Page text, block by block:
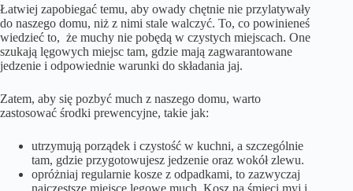
Łatwiej zapobiegać temu, aby owady chętnie nie przylatywały
do naszego domu, niż z nimi stale walczyć. To, co powinieneś
wiedzieć to, że muchy nie pobędą w czystych miejscach. One
szukają lęgowych miejsc tam, gdzie mają zagwarantowane
jedzenie i odpowiednie warunki do składania jaj.
Zatem, aby się pozbyć much z naszego domu, warto
zastosować środki prewencyjne, takie jak:
utrzymują porządek i czystość w kuchni, a szczególnie
tam, gdzie przygotowujesz jedzenie oraz wokół zlewu.
opróżniaj regularnie kosze z odpadkami, to zazwyczaj